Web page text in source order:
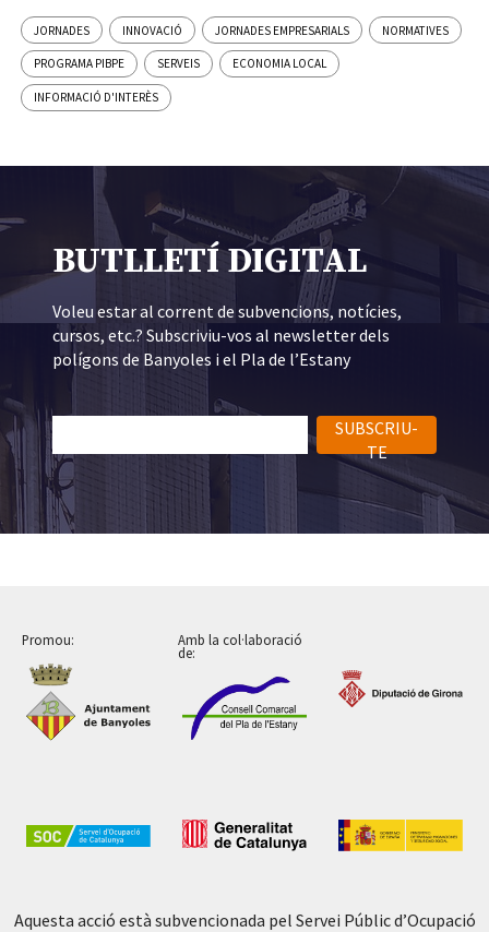
JORNADES INNOVACIÓ JORNADES EMPRESARIALS NORMATIVES
PROGRAMA PIBPE SERVEIS ECONOMIA LOCAL
INFORMACIÓ D'INTERÈS
BUTLLETÍ DIGITAL
Voleu estar al corrent de subvencions, notícies,
cursos, etc.? Subscriviu-vos al newsletter dels
polígons de Banyoles i el Pla de l’Estany
SUBSCRIU-
TE
Promou: Amb la col·laboració
de:
Aquesta acció està subvencionada pel Servei Públic d’Ocupació